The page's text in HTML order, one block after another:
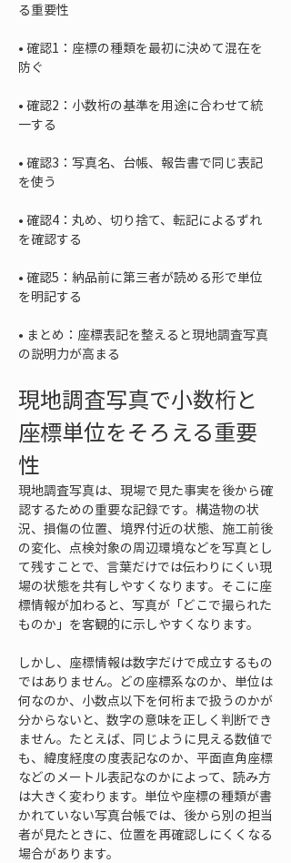
• 確認1：座標の種類を最初に決めて混在を
• 確認2：小数桁の基準を用途に合わせて統
• 確認3：写真名、台帳、報告書で同じ表記
• 確認4：丸め、切り捨て、転記によるずれ
• 確認5：納品前に第三者が読める形で単位
• まとめ：座標表記を整えると現地調査写真
の説明力が高まる
現地調査写真で小数桁と
座標単位をそろえる重要
性
現地調査写真は、現場で見た事実を後から確
認するための重要な記録です。構造物の状
況、損傷の位置、境界付近の状態、施工前後
の変化、点検対象の周辺環境などを写真とし
て残すことで、言葉だけでは伝わりにくい現
場の状態を共有しやすくなります。そこに座
標情報が加わると、写真が「どこで撮られた
ものか」を客観的に示しやすくなります。
しかし、座標情報は数字だけで成立するもの
ではありません。どの座標系なのか、単位は
何なのか、小数点以下を何桁まで扱うのかが
分からないと、数字の意味を正しく判断でき
ません。たとえば、同じように見える数値で
も、緯度経度の度表記なのか、平面直角座標
などのメートル表記なのかによって、読み方
は大きく変わります。単位や座標の種類が書
かれていない写真台帳では、後から別の担当
者が見たときに、位置を再確認しにくくなる
場合があります。